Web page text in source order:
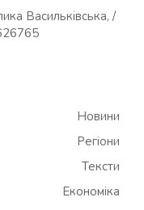
Васильківська, /
Новини
Регіони
Тексти
Економіка